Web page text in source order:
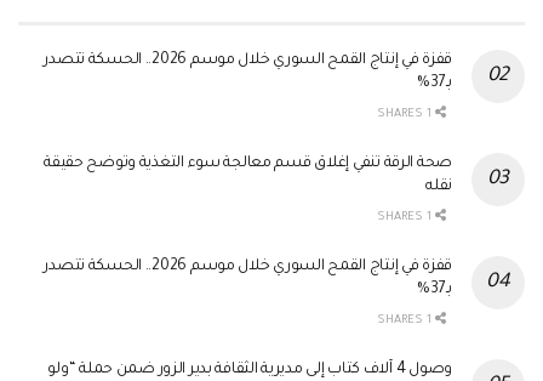
قفزة في إنتاج القمح السوري خلال موسم 2026.. الحسكة تتصدر
بـ37%
صحة الرقة تنفي إغلاق قسم معالجة سوء التغذية وتوضح حقيقة
نقله
قفزة في إنتاج القمح السوري خلال موسم 2026.. الحسكة تتصدر
بـ37%
وصول 4 آلاف كتاب إلى مديرية الثقافة بدير الزور ضمن حملة “ولو